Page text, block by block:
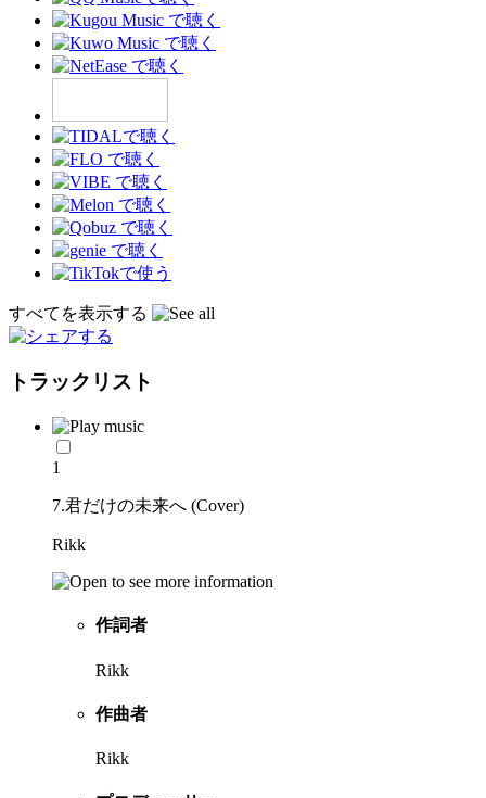
すべてを表示する
トラックリスト
1
7.君だけの未来へ (Cover)
Rikk
作詞者
Rikk
作曲者
Rikk